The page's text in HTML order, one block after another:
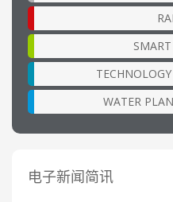
WATER
电子新闻简讯